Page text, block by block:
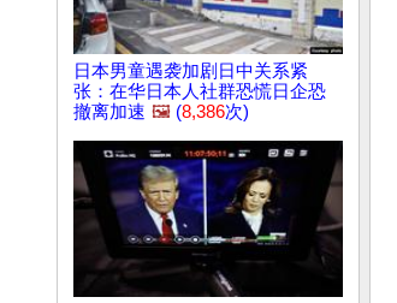
日本男童遇袭加剧日中关系紧
张：在华日本人社群恐慌日企恐
撤离加速 🖼️ (8,386次)